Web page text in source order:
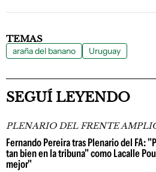
TEMAS
araña del banano Uruguay
SEGUÍ LEYENDO
PLENARIO DEL FRENTE
Fernando Pereira tras Plenario del FA:
tan bien en la tribuna" como Lacalle
mejor"